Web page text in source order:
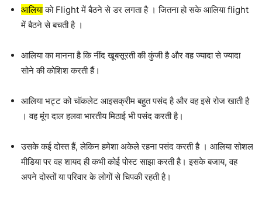
आलियाको Flight में बैठने से डर लगता है । जितना हो सके आलिया flight
में बैठने से बचती है ।
आलिया का मानना ​​है कि नींद खूबसूरती की कुंजी है और वह ज्यादा से ज्यादा
सोने की कोशिश करती हैं।
आलिया भट्ट को चॉकलेट आइसक्रीम बहुत पसंद है और वह इसे रोज खाती है
। वह मूंग दाल हलवा भारतीय मिठाई भी पसंद करती है।
उसके कई दोस्त हैं, लेकिन हमेशा अकेले रहना पसंद करती है । आलिया सोशल
मीडिया पर वह शायद ही कभी कोई पोस्ट साझा करती है। इसके बजाय, वह
अपने दोस्तों या परिवार के लोगों से चिपकी रहती है।